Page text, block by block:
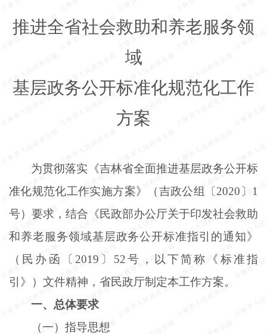
推进全省社会救助和养老服务领
域
基层政务公开标准化规范化工作
方案
为贯彻落实《吉林省全面推进基层政务公开标
准化规范化工作实施方案》（吉政公组〔2020〕1
号）要求，结合《民政部办公厅关于印发社会救助
和养老服务领域基层政务公开标准指引的通知》
（民办函〔2019〕52号，以下简称《标准指
引》）文件精神，省民政厅制定本工作方案。
一、总体要求
（一）指导思想